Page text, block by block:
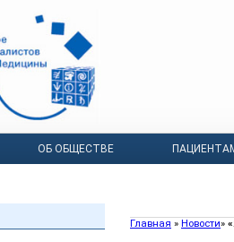
ОБ ОБЩЕСТВЕ
Главная » Новости»